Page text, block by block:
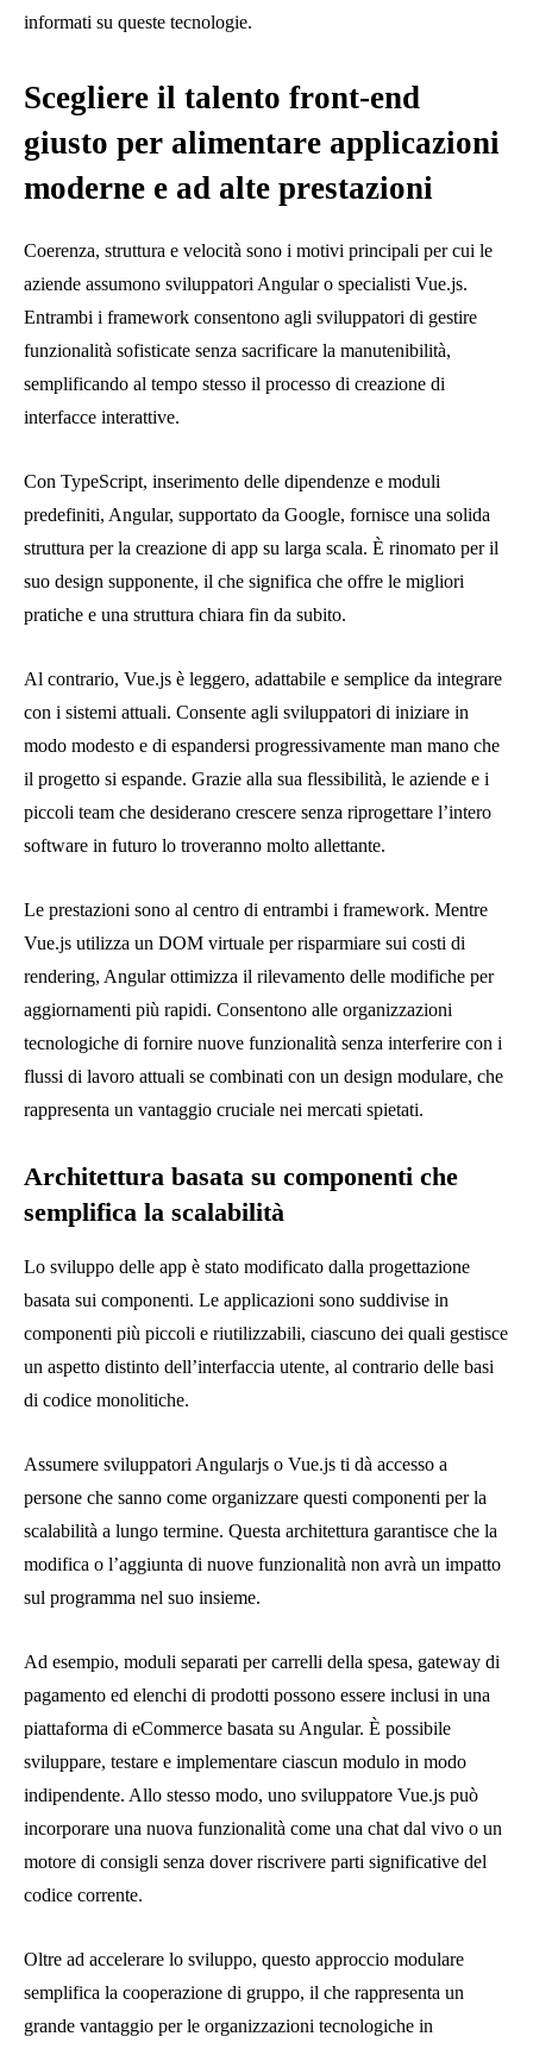
informati su queste tecnologie.
Scegliere il talento front-end
giusto per alimentare applicazioni
moderne e ad alte prestazioni
Coerenza, struttura e velocità sono i motivi principali per cui le
aziende assumono sviluppatori Angular o specialisti Vue.js.
Entrambi i framework consentono agli sviluppatori di gestire
funzionalità sofisticate senza sacrificare la manutenibilità,
semplificando al tempo stesso il processo di creazione di
interfacce interattive.
Con TypeScript, inserimento delle dipendenze e moduli
predefiniti, Angular, supportato da Google, fornisce una solida
struttura per la creazione di app su larga scala. È rinomato per il
suo design supponente, il che significa che offre le migliori
pratiche e una struttura chiara fin da subito.
Al contrario, Vue.js è leggero, adattabile e semplice da integrare
con i sistemi attuali. Consente agli sviluppatori di iniziare in
modo modesto e di espandersi progressivamente man mano che
il progetto si espande. Grazie alla sua flessibilità, le aziende e i
piccoli team che desiderano crescere senza riprogettare l’intero
software in futuro lo troveranno molto allettante.
Le prestazioni sono al centro di entrambi i framework. Mentre
Vue.js utilizza un DOM virtuale per risparmiare sui costi di
rendering, Angular ottimizza il rilevamento delle modifiche per
aggiornamenti più rapidi. Consentono alle organizzazioni
tecnologiche di fornire nuove funzionalità senza interferire con i
flussi di lavoro attuali se combinati con un design modulare, che
rappresenta un vantaggio cruciale nei mercati spietati.
Architettura basata su componenti che
semplifica la scalabilità
Lo sviluppo delle app è stato modificato dalla progettazione
basata sui componenti. Le applicazioni sono suddivise in
componenti più piccoli e riutilizzabili, ciascuno dei quali gestisce
un aspetto distinto dell’interfaccia utente, al contrario delle basi
di codice monolitiche.
Assumere sviluppatori Angularjs o Vue.js ti dà accesso a
persone che sanno come organizzare questi componenti per la
scalabilità a lungo termine. Questa architettura garantisce che la
modifica o l’aggiunta di nuove funzionalità non avrà un impatto
sul programma nel suo insieme.
Ad esempio, moduli separati per carrelli della spesa, gateway di
pagamento ed elenchi di prodotti possono essere inclusi in una
piattaforma di eCommerce basata su Angular. È possibile
sviluppare, testare e implementare ciascun modulo in modo
indipendente. Allo stesso modo, uno sviluppatore Vue.js può
incorporare una nuova funzionalità come una chat dal vivo o un
motore di consigli senza dover riscrivere parti significative del
codice corrente.
Oltre ad accelerare lo sviluppo, questo approccio modulare
semplifica la cooperazione di gruppo, il che rappresenta un
grande vantaggio per le organizzazioni tecnologiche in